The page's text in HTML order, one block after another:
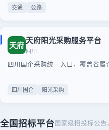
交通 公路
天府 天府阳光采购服务平台
四川
四川国企采购统一入口，覆盖省属
四川国企 阳光采购
全国招标平台 国家级招投标公